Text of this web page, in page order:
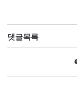
댓글목록